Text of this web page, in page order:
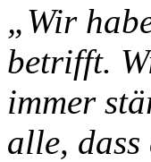
„Wir
betrifft.
immer
alle,